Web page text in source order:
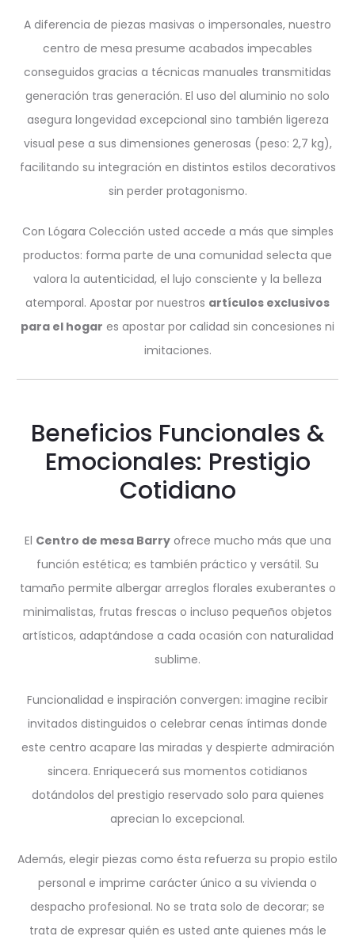
A diferencia de piezas masivas o impersonales, nuestro
centro de mesa presume acabados impecables
conseguidos gracias a técnicas manuales transmitidas
generación tras generación. El uso del aluminio no solo
asegura longevidad excepcional sino también ligereza
visual pese a sus dimensiones generosas (peso: 2,7 kg),
facilitando su integración en distintos estilos decorativos
sin perder protagonismo.
Con Lógara Colección usted accede a más que simples
productos: forma parte de una comunidad selecta que
valora la autenticidad, el lujo consciente y la belleza
atemporal. Apostar por nuestros artículos exclusivos
para el hogar es apostar por calidad sin concesiones ni
imitaciones.
Beneficios Funcionales &
Emocionales: Prestigio
Cotidiano
El Centro de mesa Barryofrece mucho más que una
función estética; es también práctico y versátil. Su
tamaño permite albergar arreglos florales exuberantes o
minimalistas, frutas frescas o incluso pequeños objetos
artísticos, adaptándose a cada ocasión con naturalidad
sublime.
Funcionalidad e inspiración convergen: imagine recibir
invitados distinguidos o celebrar cenas íntimas donde
este centro acapare las miradas y despierte admiración
sincera. Enriquecerá sus momentos cotidianos
dotándolos del prestigio reservado solo para quienes
aprecian lo excepcional.
Además, elegir piezas como ésta refuerza su propio estilo
personal e imprime carácter único a su vivienda o
despacho profesional. No se trata solo de decorar; se
trata de expresar quién es usted ante quienes más le